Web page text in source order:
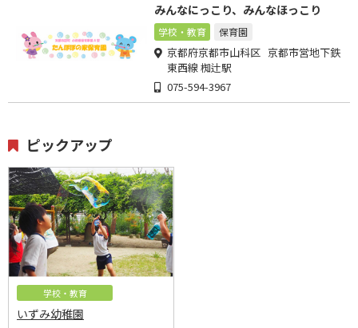
みんなにっこり、みんなほっこり
学校・教育 保育園
京都府京都市山科区 京都市営地下鉄
東西線 椥辻駅
075-594-3967
ピックアップ
学校・教育
いずみ幼稚園